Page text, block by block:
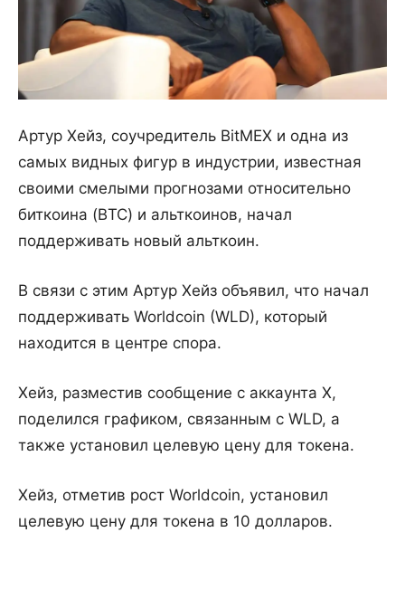
Артур Хейз, соучредитель BitMEX и одна из
самых видных фигур в индустрии, известная
своими смелыми прогнозами относительно
биткоина (BTC) и альткоинов, начал
поддерживать новый альткоин.
В связи с этим Артур Хейз объявил, что начал
поддерживать Worldcoin (WLD), который
находится в центре спора.
Хейз, разместив сообщение с аккаунта X,
поделился графиком, связанным с WLD, а
также установил целевую цену для токена.
Хейз, отметив рост Worldcoin, установил
целевую цену для токена в 10 долларов.